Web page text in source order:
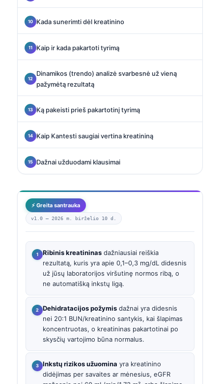
Kada sunerimti dėl kreatinino
Kaip ir kada pakartoti tyrimą
Dinamikos (trendo) analizė svarbesnė už vieną
pažymėtą rezultatą
Ką pakeisti prieš pakartotinį tyrimą
Kaip Kantesti saugiai vertina kreatininą
Dažnai užduodami klausimai
⚡ Greita santrauka
v1.0 — 2026 m. birželio 10 d.
Ribinis kreatininas dažniausiai reiškia
rezultatą, kuris yra apie 0,1–0,3 mg/dL didesnis
už jūsų laboratorijos viršutinę normos ribą, o
ne automatišką inkstų ligą.
Dehidratacijos požymis dažnai yra didesnis
nei 20:1 BUN/kreatinino santykis, kai šlapimas
koncentruotas, o kreatininas pakartotinai po
skysčių vartojimo būna normalus.
Inkstų rizikos užuomina yra kreatinino
didėjimas per savaites ar mėnesius, eGFR